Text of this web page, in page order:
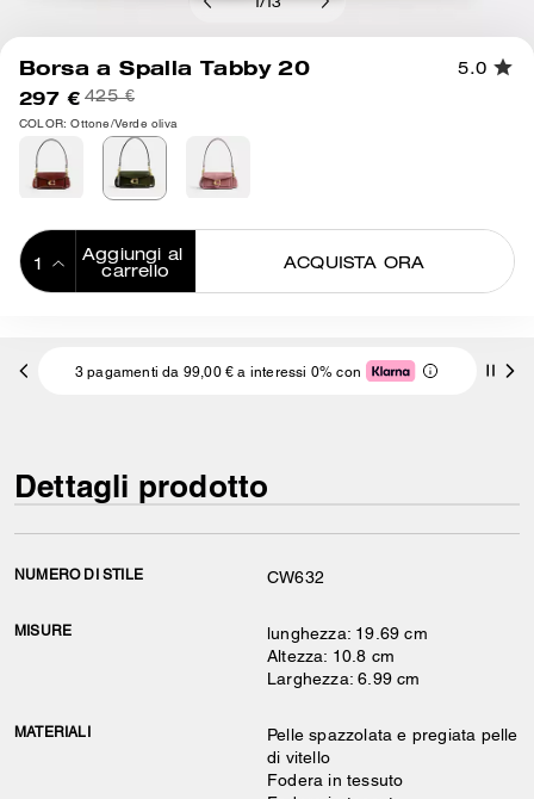
/ 13
Borsa a Spalla Tabby 20 5.0
297 € 425 €
COLOR: Ottone/Verde oliva
Aggiungi al
carrello
ACQUISTA ORA
3 pagamenti da 99,00 € a interessi 0% con
Dettagli prodotto
NUMERO DI STILE CW632
MISURE
lunghezza: 19.69 cm
Altezza: 10.8 cm
Larghezza: 6.99 cm
MATERIALI
Pelle spazzolata e pregiata pelle
di vitello
Fodera in tessuto